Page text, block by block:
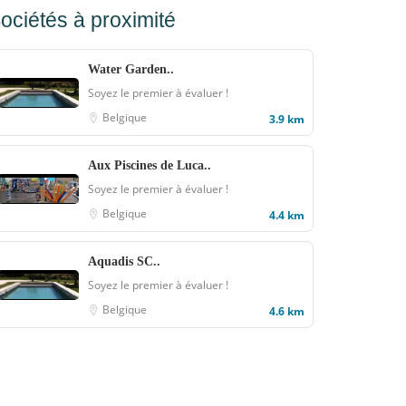
à proximité
Water Garden..
Soyez le premier à évaluer !
Belgique
3.9 km
Aux Piscines de Luca..
Soyez le premier à évaluer !
Belgique
4.4 km
Aquadis SC..
Soyez le premier à évaluer !
Belgique
4.6 km